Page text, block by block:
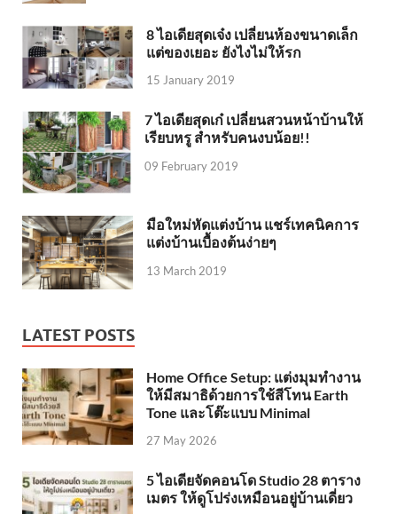
8 ไอเดียสุดเจ๋ง เปลี่ยนห้องขนาดเล็ก
แต่ของเยอะ ยังไงไม่ให้รก
15 January 2019
7 ไอเดียสุดเก๋ เปลี่ยนสวนหน้าบ้านให้
เรียบหรู สำหรับคนงบน้อย!!
09 February 2019
มือใหม่หัดแต่งบ้าน แชร์เทคนิคการ
แต่งบ้านเบื้องต้นง่ายๆ
13 March 2019
LATEST POSTS
Home Office Setup: แต่งมุมทำงาน
ให้มีสมาธิด้วยการใช้สีโทน Earth
Tone และโต๊ะแบบ Minimal
27 May 2026
5 ไอเดียจัดคอนโด Studio 28 ตาราง
เมตร ให้ดูโปร่งเหมือนอยู่บ้านเดี่ยว